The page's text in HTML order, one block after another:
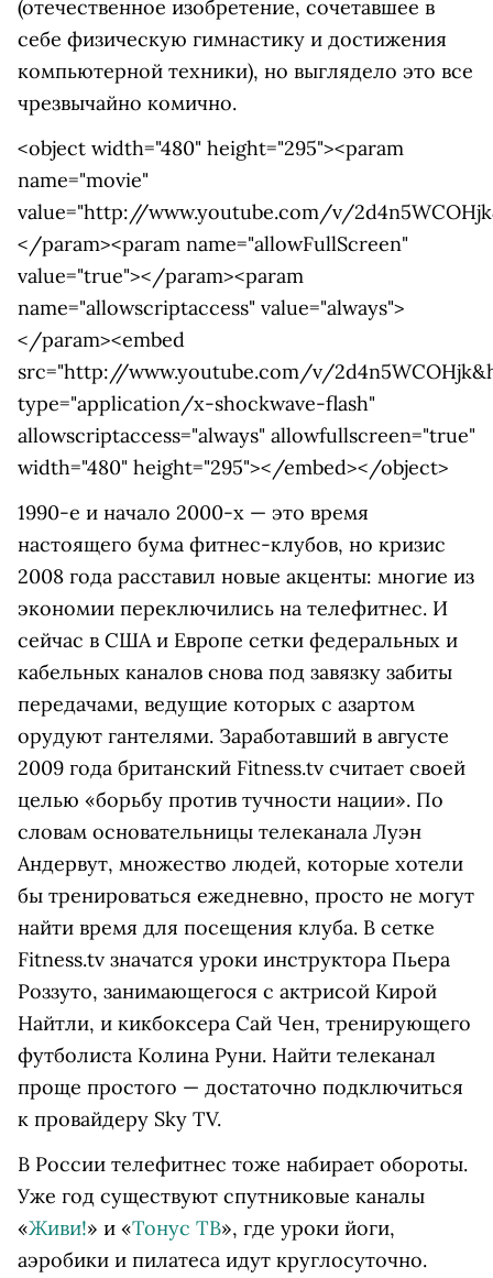
(отечественное изобретение, сочетавшее в
себе физическую гимнастику и достижения
компьютерной техники), но выглядело это все
чрезвычайно комично.
<object width="480" height="295"><param
name="movie"
value="http://www.youtube.com/v/
</param><param name="allowFullScreen"
value="true"></param><param
name="allowscriptaccess" value="always">
</param><embed
src="http://www.youtube.com/v/
type="application/x-shockwave-flash"
allowscriptaccess="always" allowfullscreen="true"
width="480" height="295"></embed></object>
1990-е и начало 2000-х — это время
настоящего бума фитнес-клубов, но кризис
2008 года расставил новые акценты: многие из
экономии переключились на телефитнес. И
сейчас в США и Европе сетки федеральных и
кабельных каналов снова под завязку забиты
передачами, ведущие которых с азартом
орудуют гантелями. Заработавший в августе
2009 года британский Fitness.tv считает своей
целью «борьбу против тучности нации». По
словам основательницы телеканала Луэн
Андервут, множество людей, которые хотели
бы тренироваться ежедневно, просто не могут
найти время для посещения клуба. В сетке
Fitness.tv значатся уроки инструктора Пьера
Роззуто, занимающегося с актрисой Кирой
Найтли, и кикбоксера Сай Чен, тренирующего
футболиста Колина Руни. Найти телеканал
проще простого — достаточно подключиться
к провайдеру Sky TV.
В России телефитнес тоже набирает обороты.
Уже год существуют спутниковые каналы
«Живи!» и «Тонус ТВ», где уроки йоги,
аэробики и пилатеса идут круглосуточно.